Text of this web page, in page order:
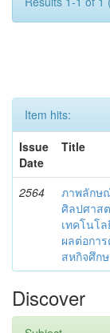
Item hits:
Issue
Date
Title
2564
ภาพลักษ
ศิลปศาส
เทคโนโ
ผลต่อกา
สหกิจศึก
Discover